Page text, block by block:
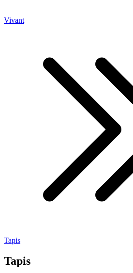
Vivant
Tapis
Tapis